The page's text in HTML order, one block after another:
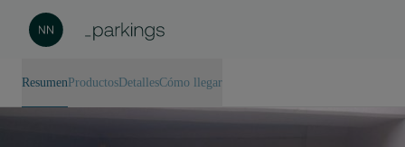
Resumen Productos DetallesCómo llegar